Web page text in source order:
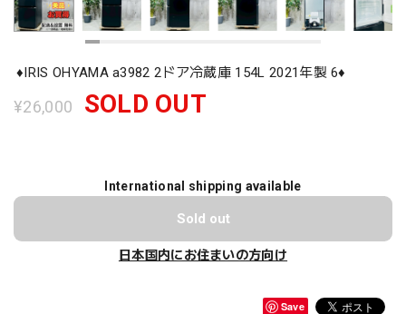
♦️IRIS OHYAMA a3982 2ドア冷蔵庫 154L 2021年製 6♦️
¥26,000 SOLD OUT
International shipping available
Sold out
日本国内にお住まいの方向け
Save